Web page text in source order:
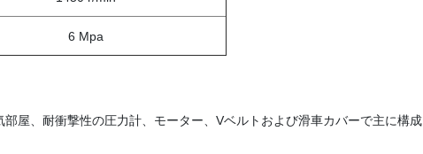
6 Mpa
屋、耐衝撃性の圧力計、モーター、Vベルトおよび滑車カバーで主に構